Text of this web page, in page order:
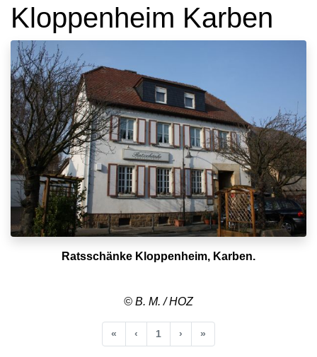
Kloppenheim Karben
Ratsschänke Kloppenheim, Karben.
© B. M. / HOZ
« Anfang
‹ Vorherige
1 › Nächste
»